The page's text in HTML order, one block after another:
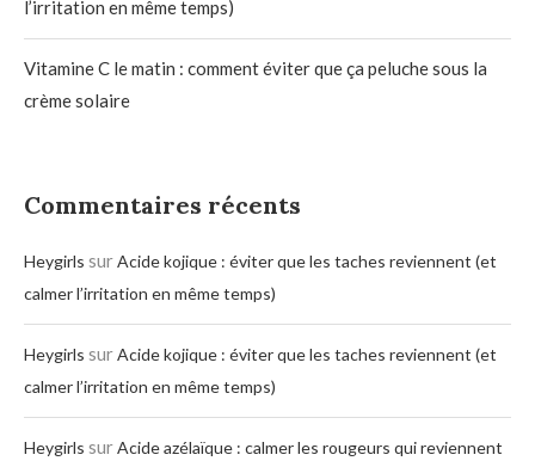
l’irritation en même temps)
Vitamine C le matin : comment éviter que ça peluche sous la
crème solaire
Commentaires récents
Heygirls surAcide kojique : éviter que les taches reviennent (et
calmer l’irritation en même temps)
Heygirls surAcide kojique : éviter que les taches reviennent (et
calmer l’irritation en même temps)
Heygirls surAcide azélaïque : calmer les rougeurs qui reviennent